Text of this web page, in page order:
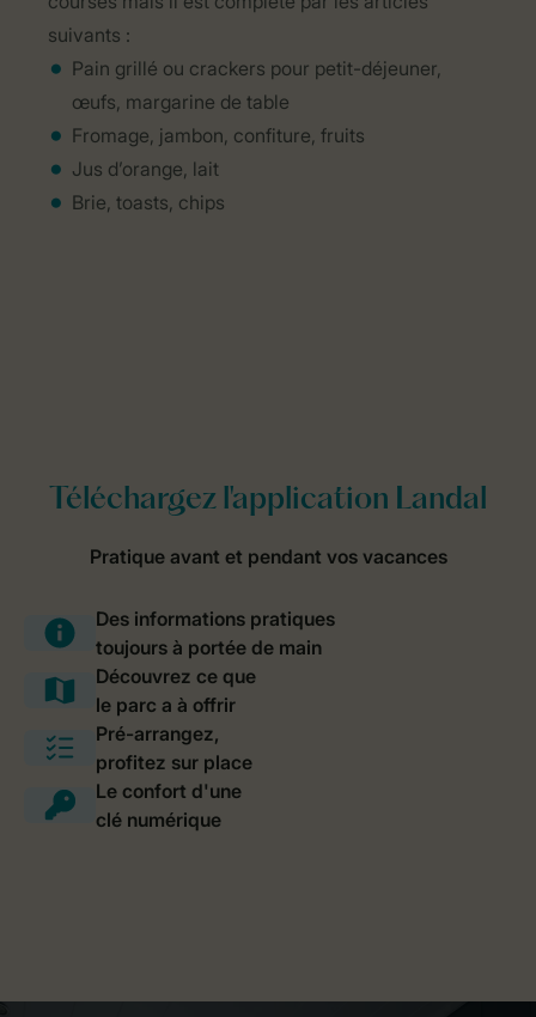
suivants :
Pain grillé ou crackers pour petit-déjeuner,
œufs, margarine de table
Fromage, jambon, confiture, fruits
Jus d’orange, lait
Brie, toasts, chips